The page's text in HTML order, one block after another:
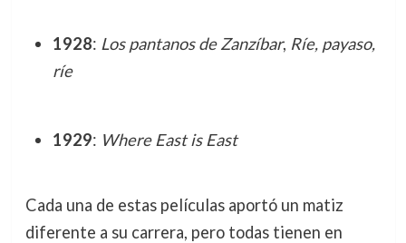
1928: Los pantanos de Zanzíbar, Ríe, payaso,
ríe
1929: Where East is East
Cada una de estas películas aportó un matiz
diferente a su carrera, pero todas tienen en